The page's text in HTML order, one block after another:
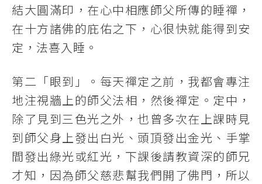
結大圓滿印，在心中相應師父所傳的睡禪，
在十方諸佛的庇佑之下，心很快就能得到安
定，法喜入睡。
第二「眼到」。每天禪定之前，我都會專注
地注視牆上的師父法相，然後禪定。定中，
除了見到三色光之外，也曾多次在上課時見
到師父身上發出白光、頭頂發出金光、手掌
間發出綠光或紅光，下課後請教資深的師兄
才知，因為師父慈悲幫我們開了佛門，所以